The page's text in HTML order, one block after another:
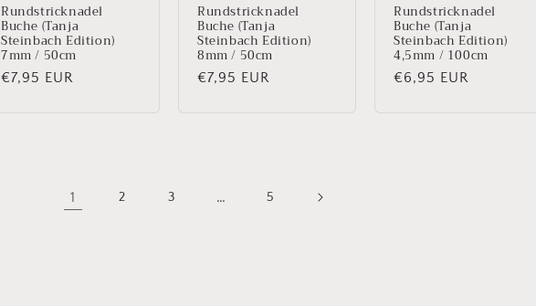
Rundstricknadel
Buche (Tanja
Steinbach Edition)
7mm / 50cm
Normaler
€7,95 EUR
Rundstricknadel
Buche (Tanja
Steinbach Edition)
8mm / 50cm
Normaler
€7,95 EUR
Rundstricknadel
Buche (Tanja
Steinbach Edition)
4,5mm / 100cm
Normaler
€6,95 EUR
1 2 3 … 5